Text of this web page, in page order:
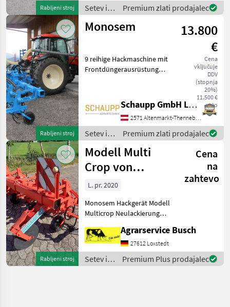
Rabljeni stroj
4-redni Setev in ne
Setev in
nega /
Monosem
Premium zlati prodajalec
Rabljeni stroj
Monosem
13.800
€
Cena
vključuje
DDV
(stopnja
20%)
11.500 €
neto
9 reihige Hackmaschine mit
Frontdüngerausrüstung
Führungsscheiben,
Hackelemente mit
Federzinken, Mehrpr
Schaupp GmbH Landtechnik
2571 Altenmarkt-Thenneberg
Setev in
nega /
Monosem
Premium zlati prodajalec
Rabljeni stroj
Modell Multi
Crop von
Monosem in
Neulack 6 Reihi
Cena
na
zahtevo
L. pr. 2020
Monosem Hackgerät Modell
Multicrop Neulackierung
zur Erhaltung der
Werthaltigkeit 6 reihig 75cm
Reihenabstand variabel
einstellbar Sämtli
Agrarservice Busch
27612 Loxstedt
Setev in
nega /
Premium Plus prodajalec